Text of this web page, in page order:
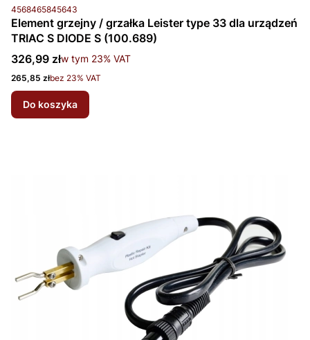
Kod produktu
4568465845643
Element grzejny / grzałka Leister type 33 dla urządzeń
TRIAC S DIODE S (100.689)
Cena brutto
326,99 złw tym %s VAT
w tym 23% VAT
Cena netto
265,85 złbez 23% VAT
Do koszyka